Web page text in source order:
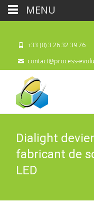
+33 (0) 3 26 32 39 76
contact@process-
Dialight
fabricant de
LED
MENU